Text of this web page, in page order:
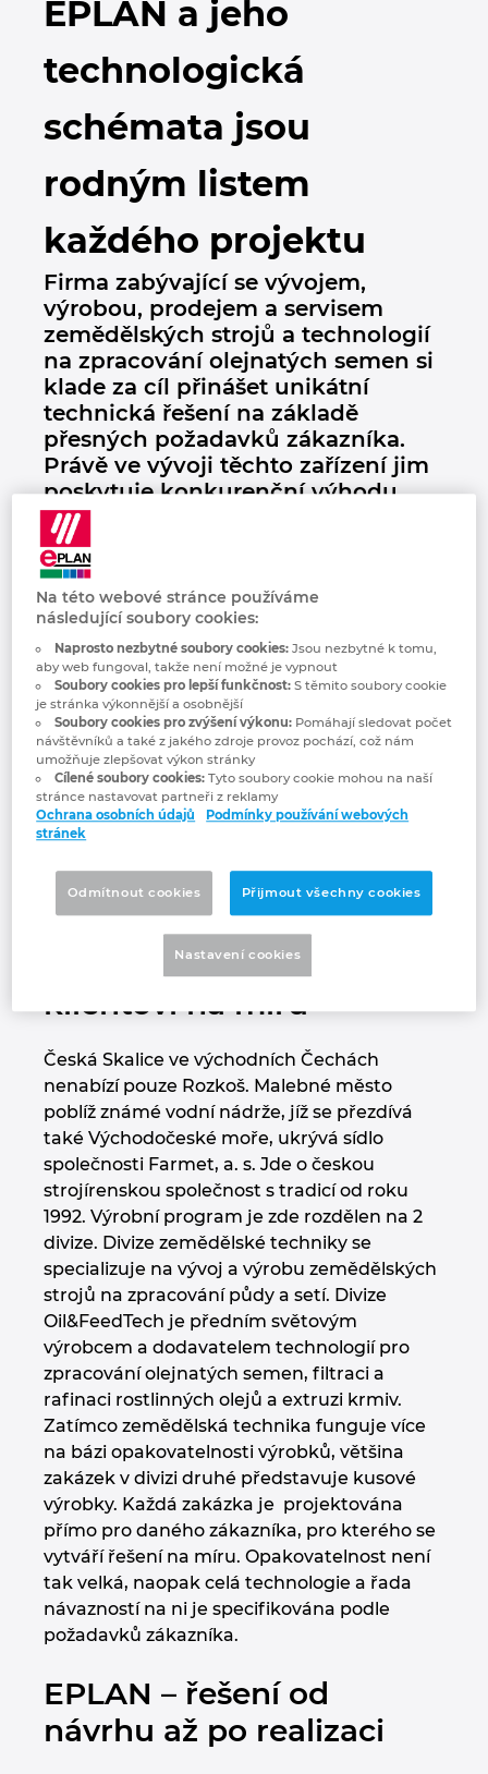
EPLAN a jeho
technologická
schémata jsou
rodným listem
každého projektu
Firma zabývající se vývojem,
výrobou, prodejem a servisem
zemědělských strojů a technologií
na zpracování olejnatých semen si
klade za cíl přinášet unikátní
technická řešení na základě
přesných požadavků zákazníka.
Právě ve vývoji těchto zařízení jim
poskytuje konkurenční výhodu
soubor řešení EPLAN, který již ve
fázi vývoje exponenciálně
urychluje cestu nového zařízení k
zákazníkovi.
Firma zabývající se vývojem, výrobou,
prodejem a servisem zemědělských strojů
a technologií na zpracování olejnatých
semen si klade za cíl přinášet unikátní
technická řešení na základě přesných
požadavků zákazníka. Právě ve vývoji
těchto zařízení jim poskytuje konkurenční
fázi vývoje exponenciálně urychluje cestu
nového zařízení k zákazníkovi.
Řešení vytvořená
klientovi na míru
Česká Skalice ve východních Čechách
nenabízí pouze Rozkoš. Malebné město
poblíž známé vodní nádrže, jíž se přezdívá
také Východočeské moře, ukrývá sídlo
společnosti Farmet, a. s. Jde o českou
strojírenskou společnost s tradicí od roku
1992. Výrobní program je zde rozdělen na 2
divize. Divize zemědělské techniky se
specializuje na vývoj a výrobu zemědělských
strojů na zpracování půdy a setí. Divize
Oil&FeedTech je předním světovým
výrobcem a dodavatelem technologií pro
zpracování olejnatých semen, filtraci a
rafinaci rostlinných olejů a extruzi krmiv.
Zatímco zemědělská technika funguje více
na bázi opakovatelnosti výrobků, většina
zakázek v divizi druhé představuje kusové
výrobky. Každá zakázka je projektována
přímo pro daného zákazníka, pro kterého se
vytváří řešení na míru. Opakovatelnost není
tak velká, naopak celá technologie a řada
návazností na ni je specifikována podle
požadavků zákazníka.
EPLAN – řešení od
návrhu až po realizaci
Integrace pro ERP, PDM a PLM
EPLAN Education pro školy
EPLAN Education pro studenty
EPLAN aplikace pro spolupráci
Trust Center
Bulharsko
Česká republika
Čína
Dánsko
Filipíny
Finsko
Francie
Chile
China Taiwan
Chorvatsko
Indie
Indonesie
Irsko
Itálie
Izrael
Japonsko
Jihoafrická republika
Kanada
Kolumbie
Litva
Lucembursko
Maďarsko
Malajsie
Mexiko
Německo
Nizozemsko
Norsko
Nový Zéland
Polsko
Portugalsko
Na této webové stránce používáme
následující soubory cookies:
Naprosto nezbytné soubory cookies:Jsou nezbytné k tomu,
aby web fungoval, takže není možné je vypnout
Soubory cookies pro lepší funkčnost:S těmito soubory cookie
je stránka výkonnější a osobnější
Soubory cookies pro zvýšení výkonu:Pomáhají sledovat počet
návštěvníků a také z jakého zdroje provoz pochází, což nám
umožňuje zlepšovat výkon stránky
Cílené soubory cookies:Tyto soubory cookie mohou na naší
stránce nastavovat partneři z reklamy
Ochrana osobních údajů
Podmínky používání webových
stránek
Odmítnout cookies Přijmout všechny cookies
Nastavení cookies